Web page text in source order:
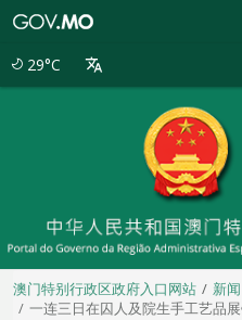
29°C
澳门特别行政区政府入口网站
新闻
一连三日在囚人及院生手工艺品